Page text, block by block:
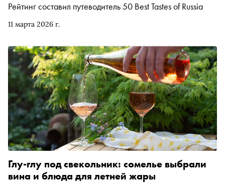
11 марта 2026 г.
Рейтинг составил путеводитель 50 Best Tastes of Russia
Глу-глу под свекольник: сомелье выбрали
вина и блюда для летней жары